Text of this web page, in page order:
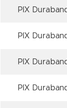
PIX
PIX
PIX
PIX